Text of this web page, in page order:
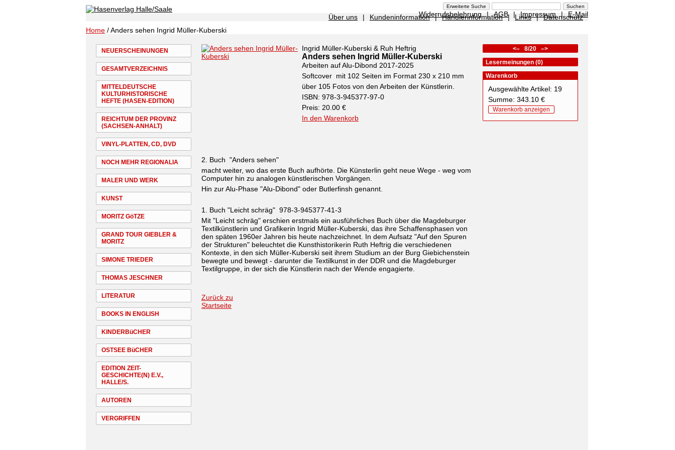
Widerrufsbelehrung | AGB | Impressum | E-Mail
Über uns | Kundeninformation | Händlerinformation | Links |
Datenschutz
Home / Anders sehen Ingrid Müller-Kuberski
NEUERSCHEINUNGEN
GESAMTVERZEICHNIS
MITTELDEUTSCHE
KULTURHISTORISCHE
HEFTE (HASEN-EDITION)
REICHTUM DER PROVINZ
(SACHSEN-ANHALT)
VINYL-PLATTEN, CD, DVD
NOCH MEHR REGIONALIA
MALER UND WERK
KUNST
MORITZ GöTZE
GRAND TOUR GIEBLER &
MORITZ
SIMONE TRIEDER
THOMAS JESCHNER
LITERATUR
BOOKS IN ENGLISH
KINDERBüCHER
OSTSEE BüCHER
EDITION ZEIT-
GESCHICHTE(N) E.V.,
HALLE/S.
AUTOREN
VERGRIFFEN
Ingrid Müller-Kuberski & Ruh Heftrig
Anders sehen Ingrid Müller-Kuberski
Arbeiten auf Alu-Dibond 2017-2025
Softcover mit 102 Seiten im Format 230 x 210 mm
über 105 Fotos von den Arbeiten der Künstlerin.
ISBN: 978-3-945377-97-0
Preis: 20.00 €
In den Warenkorb
2. Buch "Anders sehen"
macht weiter, wo das erste Buch aufhörte. Die Künsterlin geht neue Wege - weg vom
Computer hin zu analogen künstlerischen Vorgängen.
Hin zur Alu-Phase "Alu-Dibond" oder Butlerfinsh genannt.
1. Buch "Leicht schräg" 978-3-945377-41-3
Mit "Leicht schräg" erschien erstmals ein ausführliches Buch über die Magdeburger
Textilkünstlerin und Grafikerin Ingrid Müller-Kuberski, das ihre Schaffensphasen von
den späten 1960er Jahren bis heute nachzeichnet. In dem Aufsatz "Auf den Spuren
der Strukturen" beleuchtet die Kunsthistorikerin Ruth Heftrig die verschiedenen
Kontexte, in den sich Müller-Kuberski seit ihrem Studium an der Burg Giebichenstein
bewegte und bewegt - darunter die Textilkunst in der DDR und die Magdeburger
Textilgruppe, in der sich die Künstlerin nach der Wende engagierte.
Zurück zu
Startseite
<– 8/20 –>
Lesermeinungen (0)
Warenkorb
Ausgewählte Artikel: 19
Summe: 343.10 €
Warenkorb anzeigen